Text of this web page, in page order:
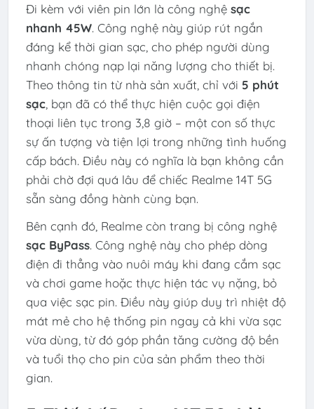
Đi kèm với viên pin lớn là công nghệ sạc
nhanh 45W. Công nghệ này giúp rút ngắn
đáng kể thời gian sạc, cho phép người dùng
nhanh chóng nạp lại năng lượng cho thiết bị.
Theo thông tin từ nhà sản xuất, chỉ với 5 phút
sạc, bạn đã có thể thực hiện cuộc gọi điện
thoại liên tục trong 3,8 giờ – một con số thực
sự ấn tượng và tiện lợi trong những tình huống
cấp bách. Điều này có nghĩa là bạn không cần
phải chờ đợi quá lâu để chiếc Realme 14T 5G
sẵn sàng đồng hành cùng bạn.
Bên cạnh đó, Realme còn trang bị công nghệ
sạc ByPass. Công nghệ này cho phép dòng
điện đi thẳng vào nuôi máy khi đang cắm sạc
và chơi game hoặc thực hiện tác vụ nặng, bỏ
qua việc sạc pin. Điều này giúp duy trì nhiệt độ
mát mẻ cho hệ thống pin ngay cả khi vừa sạc
vừa dùng, từ đó góp phần tăng cường độ bền
và tuổi thọ cho pin của sản phẩm theo thời
gian.